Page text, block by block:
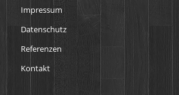
Impressum
Datenschutz
Referenzen
Kontakt